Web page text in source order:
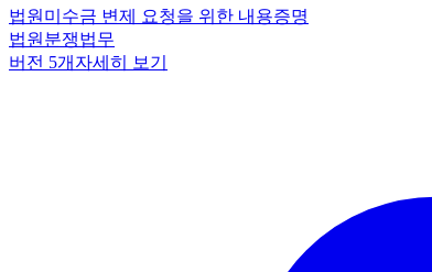
법원 미수금 변제 요청을 위한 내용증명
법원 분쟁법무
버전 5개 자세히 보기